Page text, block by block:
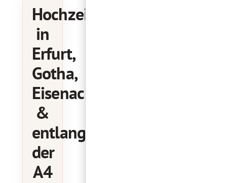
Hochzeitslocations
in
Erfurt,
Gotha,
Eisenach
&
entlang
der
A4